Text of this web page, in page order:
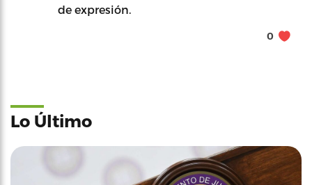
de expresión.
0
Lo Último